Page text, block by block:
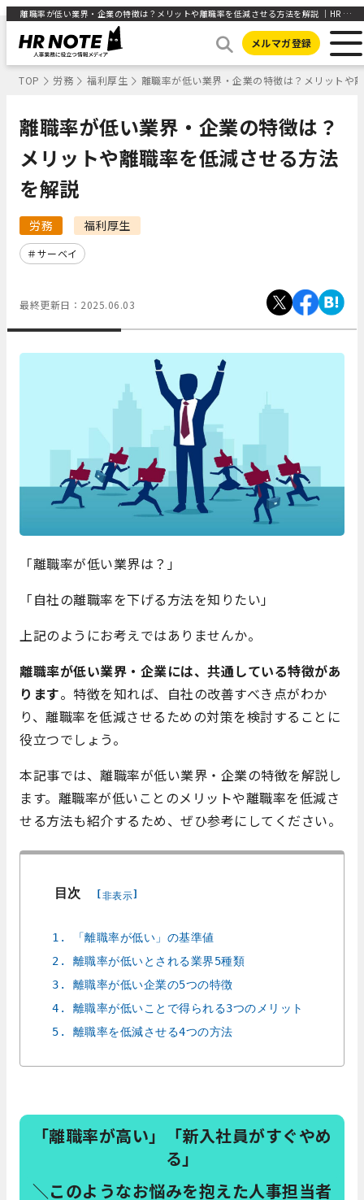
離職率が低い業界・企業の特徴は？メリットや離職率を低減させる方法を解説 ｜HR NOTE
メルマガ登録
TOP 労務 福利厚生 離職率が低い業界・企業の特徴は？メリットや
離職率が低い業界・企業の特徴は？
メリットや離職率を低減させる方法
を解説
労務 福利厚生
サーベイ
最終更新日： 2025.06.03
「離職率が低い業界は？」
「自社の離職率を下げる方法を知りたい」
上記のようにお考えではありませんか。
離職率が低い業界・企業には、共通している特徴があ
ります。特徴を知れば、自社の改善すべき点がわか
り、離職率を低減させるための対策を検討することに
役立つでしょう。
本記事では、離職率が低い業界・企業の特徴を解説し
ます。離職率が低いことのメリットや離職率を低減さ
せる方法も紹介するため、ぜひ参考にしてください。
目次 非表示
1. 「離職率が低い」の基準値
2. 離職率が低いとされる業界5種類
3. 離職率が低い企業の5つの特徴
4. 離職率が低いことで得られる3つのメリット
5. 離職率を低減させる4つの方法
「離職率が高い」「新入社員がすぐやめ
る」
＼このようなお悩みを抱えた人事担当者